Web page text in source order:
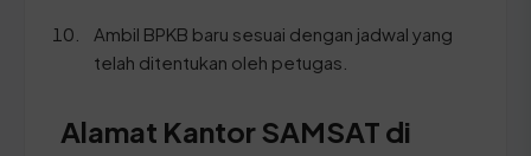
Ambil BPKB baru sesuai dengan jadwal yang
telah ditentukan oleh petugas.
Alamat Kantor SAMSAT di